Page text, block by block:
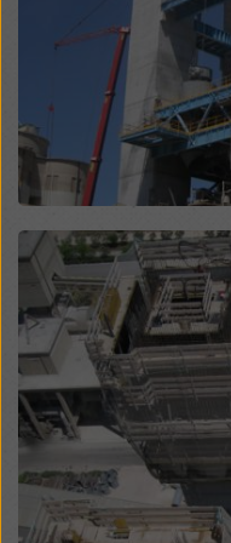
Open
sposób mogą
krajach trzecich w
że nie ma
temu. Użytkownik
cookie, które
dostosowując swoje
klikając ustawienia
korzystając z
przyszłość i bez
ustawienia plików
Więcej informacji na
można znaleźćw
Oferujemy również
(zaawansowane